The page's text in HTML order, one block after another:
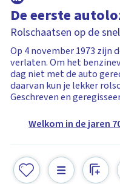
De eerste
Rolschaatsen op de
Op 4 november 1973 zijn
verlaten. Om het
dag niet met de auto
daarvan kun je lekker
Geschreven en
Welkom in de jaren